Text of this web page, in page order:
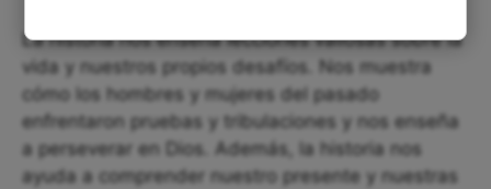
La historia nos enseña lecciones valiosas sobre la
vida y nuestros propios desafíos. Nos muestra
cómo los hombres y mujeres del pasado
enfrentaron pruebas y tribulaciones y nos enseña
a perseverar en Dios. Además, la historia nos
ayuda a comprender nuestro presente y nuestras